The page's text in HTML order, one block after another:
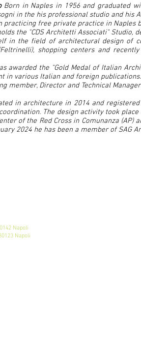
Born in Naples in 1956 and graduated
in the his professional studio and his
practicing free private practice in Naples
the "CDS Architetti Associati" Studio,
in the field of architectural design of
shopping centers and
awarded the "Gold Medal of Italian
in various Italian and foreign publications.
member, Director and Technical
in architecture in 2014 and
The design activity took
of the Red Cross in Comunanza
2024 he has been a member of
Napoli
Napoli